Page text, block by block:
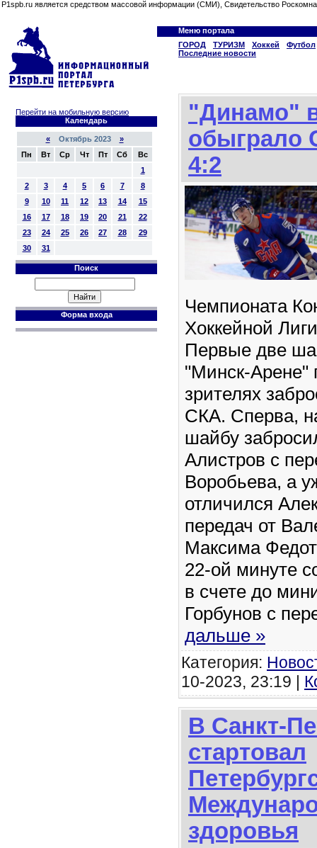
P1spb.ru является средством массовой информации (СМИ), Свидетельство
Меню портала
ГОРОД
ТУРИЗМ Хоккей
Футбол
Последние новости
Перейти на мобильную версию
Календарь
«Октябрь 2023 »
Пн
Вт Ср Чт Пт Сб
Вс
1
2
3 4 5 6 7
8
9
10 11 12 13 14
15
16
17 18 19 20 21
22
23
24 25 26 27 28
29
30
31
Поиск
Форма входа
"Динамо"
обыграло
4:2
Чемпионата
Хоккейной
Первые две
"Минск-Арене"
зрителях
СКА. Сперва,
шайбу
Алистров с
Воробьева, а
отличился
передач от
Максима
22-ой минуте
в счете до
Горбунов с
дальше »
Категория:
10-2023, 23:19 |
В Санкт-
стартовал
здоровья